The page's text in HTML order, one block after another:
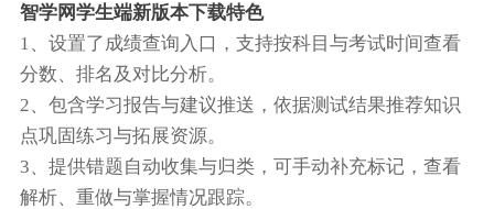
智学网学生端新版本下载特色
1、设置了成绩查询入口，支持按科目与考试时间查看
分数、排名及对比分析。
2、包含学习报告与建议推送，依据测试结果推荐知识
点巩固练习与拓展资源。
3、提供错题自动收集与归类，可手动补充标记，查看
解析、重做与掌握情况跟踪。